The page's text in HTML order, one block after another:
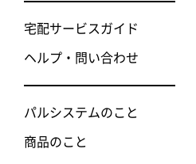
宅配サービスガイド
ヘルプ・問い合わせ
パルシステムのこと
商品のこと